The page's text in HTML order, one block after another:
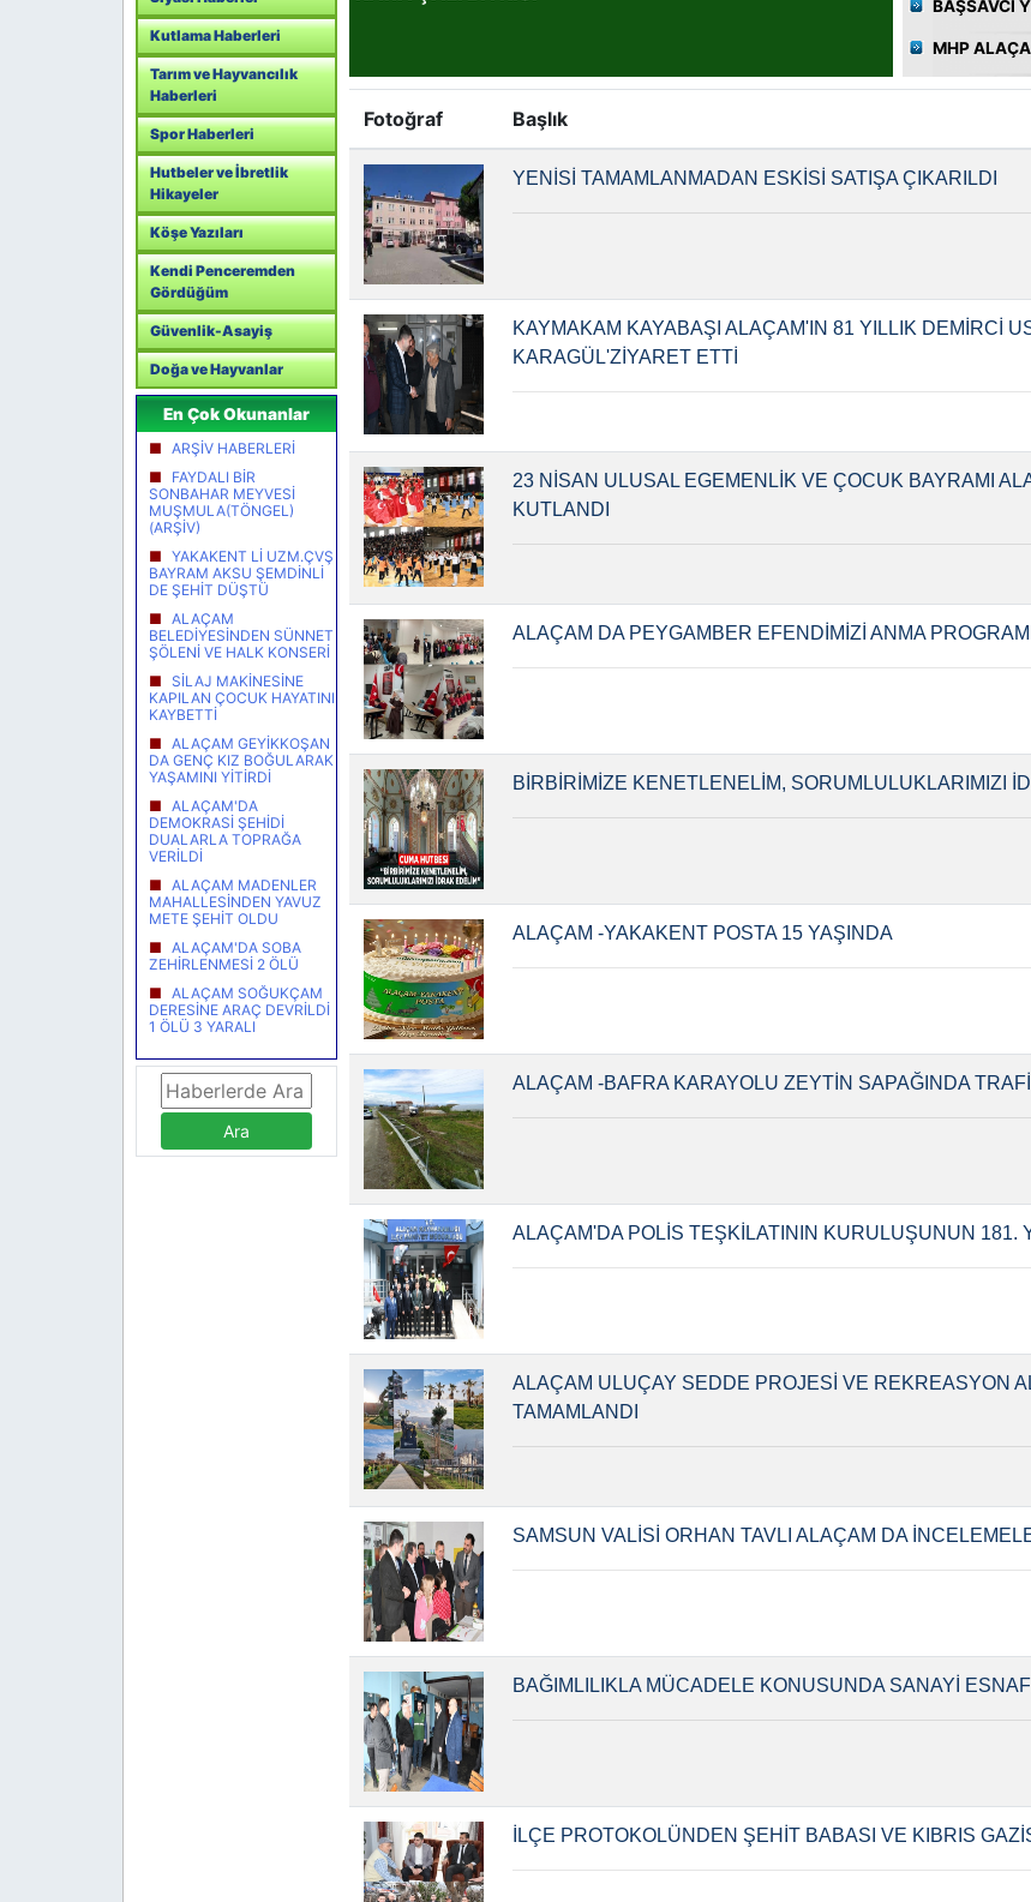
Kutlama Haberleri
Tarım ve Hayvancılık
Haberleri
Spor Haberleri
Hutbeler ve İbretlik
Hikayeler
Köşe Yazıları
Kendi Penceremden
Gördüğüm
Güvenlik-Asayiş
Doğa ve Hayvanlar
En Çok Okunanlar
ARŞİV HABERLERİ
FAYDALI BİR
SONBAHAR MEYVESİ
MUŞMULA(TÖNGEL)
(ARŞİV)
YAKAKENT Lİ UZM.ÇVŞ
BAYRAM AKSU ŞEMDİNLİ
DE ŞEHİT DÜŞTÜ
ALAÇAM
BELEDİYESİNDEN SÜNNET
ŞÖLENİ VE HALK KONSERİ
SİLAJ MAKİNESİNE
KAPILAN ÇOCUK HAYATINI
KAYBETTİ
ALAÇAM GEYİKKOŞAN
DA GENÇ KIZ BOĞULARAK
YAŞAMINI YİTİRDİ
ALAÇAM'DA
DEMOKRASİ ŞEHİDİ
DUALARLA TOPRAĞA
VERİLDİ
ALAÇAM MADENLER
MAHALLESİNDEN YAVUZ
METE ŞEHİT OLDU
ALAÇAM'DA SOBA
ZEHİRLENMESİ 2 ÖLÜ
ALAÇAM SOĞUKÇAM
DERESİNE ARAÇ DEVRİLDİ
1 ÖLÜ 3 YARALI
BAŞSAVCI
MHP
Fotoğraf Başlık
YENİSİ TAMAMLANMADAN ESKİSİ SATIŞA ÇIKARILDI
KAYMAKAM KAYABAŞI ALAÇAM'IN 81 YILLIK DEMİRCİ
KARAGÜL'ZİYARET ETTİ
23 NİSAN ULUSAL EGEMENLİK VE ÇOCUK BAYRAMI
KUTLANDI
ALAÇAM DA PEYGAMBER EFENDİMİZİ ANMA
BİRBİRİMİZE KENETLENELİM, SORUMLULUKLARIMIZI
ALAÇAM -YAKAKENT POSTA 15 YAŞINDA
ALAÇAM -BAFRA KARAYOLU ZEYTİN SAPAĞINDA
ALAÇAM'DA POLİS TEŞKİLATININ KURULUŞUNUN 181.
ALAÇAM ULUÇAY SEDDE PROJESİ VE REKREASYON
TAMAMLANDI
SAMSUN VALİSİ ORHAN TAVLI ALAÇAM DA
BAĞIMLILIKLA MÜCADELE KONUSUNDA SANAYİ
İLÇE PROTOKOLÜNDEN ŞEHİT BABASI VE KIBRIS